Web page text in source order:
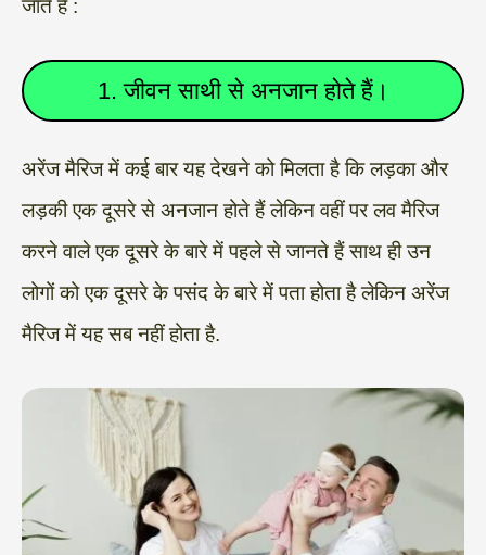
जाते हैं :
1. जीवन साथी से अनजान होते हैं।
अरेंज मैरिज में कई बार यह देखने को मिलता है कि लड़का और
लड़की एक दूसरे से अनजान होते हैं लेकिन वहीं पर लव मैरिज
करने वाले एक दूसरे के बारे में पहले से जानते हैं साथ ही उन
लोगों को एक दूसरे के पसंद के बारे में पता होता है लेकिन अरेंज
मैरिज में यह सब नहीं होता है.